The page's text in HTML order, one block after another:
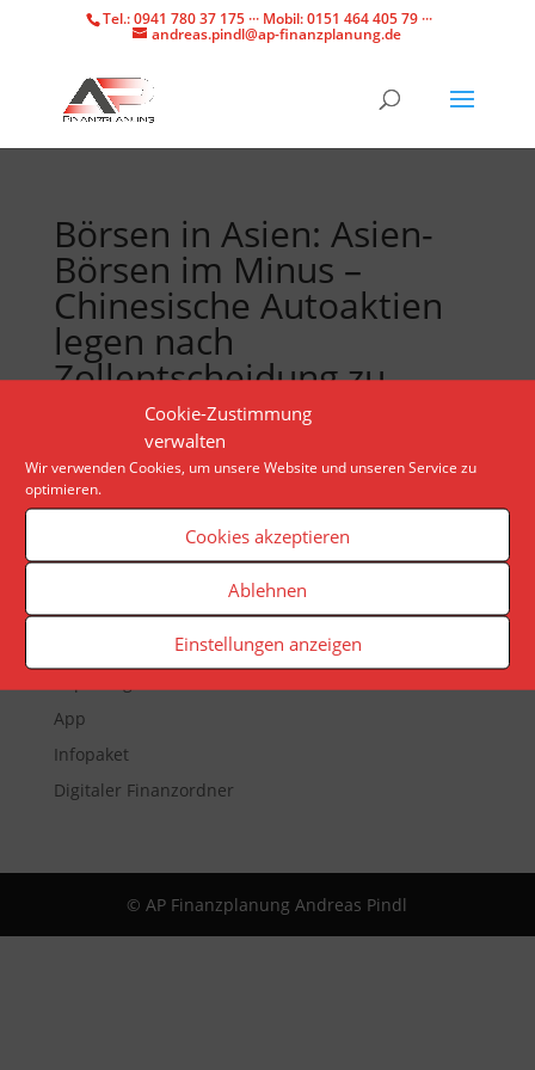
Cookie-Zustimmung
verwalten
Wir verwenden Cookies, um unsere Website und unseren Service zu
optimieren.
Cookies akzeptieren
Ablehnen
Einstellungen anzeigen
Tel.: 0941 780 37 175 ··· Mobil: 0151 464 405 79 ···
andreas.pindl@ap-finanzplanung.de
Börsen in Asien: Asien-
Börsen im Minus –
Chinesische Autoaktien
legen nach
Zollentscheidung zu
Die Anleger in Asien blicken auf den Zinsentscheid
der Notenbank in Japan zum Ende der Woche.
Anfängliche Gewinne wurden wieder abgegeben.
Veranstaltungen
App
Infopaket
Digitaler Finanzordner
© AP Finanzplanung Andreas Pindl